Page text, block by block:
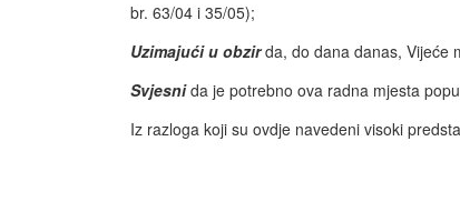
br. 63/04 i 35/05);
Uzimajući u obzirda, do dana danas, Vijeće
Svjesnida je potrebno ova radna mjesta
Iz razloga koji su ovdje navedeni visoki